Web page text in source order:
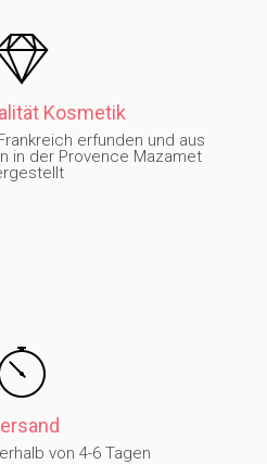
Kosmetik
erfunden und aus
in der Provence Mazamet
von 4-6 Tagen